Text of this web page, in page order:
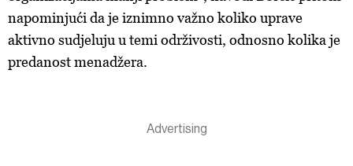
napominjući da je iznimno važno koliko uprave
aktivno sudjeluju u temi održivosti, odnosno kolika je
predanost menadžera.